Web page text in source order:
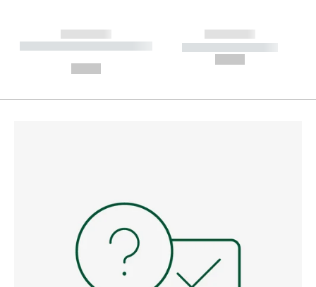
------------
----------- ----------- --------
------------
----------- -----------